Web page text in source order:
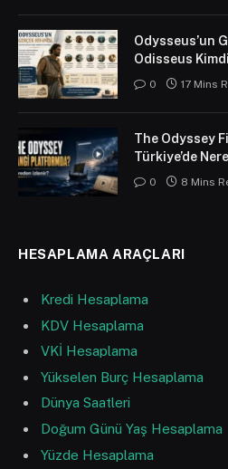
Odysseus’un
Odisseus
0 17 Mins
The Odyssey
Türkiye’de
0 8 Mins
HESAPLAMA ARAÇLARI
Kredi Hesaplama
KDV Hesaplama
VKİ Hesaplama
Yükselen Burç Hesaplama
Dünya Saatleri
Doğum Günü Yaş Hesaplama
Yüzde Hesaplama